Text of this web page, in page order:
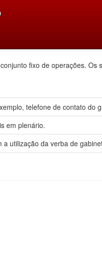
fixo de operações.
telefone de contato do
em plenário.
a utilização da verba de